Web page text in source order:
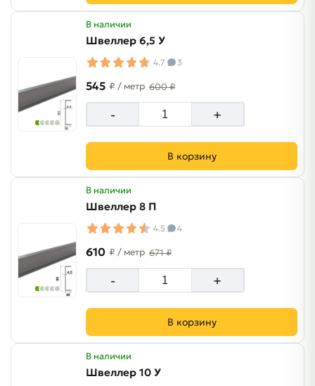
В наличии
Швеллер 6,5 У
4.7 3
545 ₽ / метр 600 ₽
- +
В корзину
В наличии
Швеллер 8 П
4.5 4
610 ₽ / метр 671 ₽
- +
В корзину
В наличии
Швеллер 10 У